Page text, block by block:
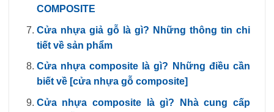
COMPOSITE
Cửa nhựa giả gỗ là gì? Những thông tin chi
tiết về sản phẩm
Cửa nhựa composite là gì? Những điều cần
biết về [cửa nhựa gỗ composite]
Cửa nhựa composite là gì? Nhà cung cấp